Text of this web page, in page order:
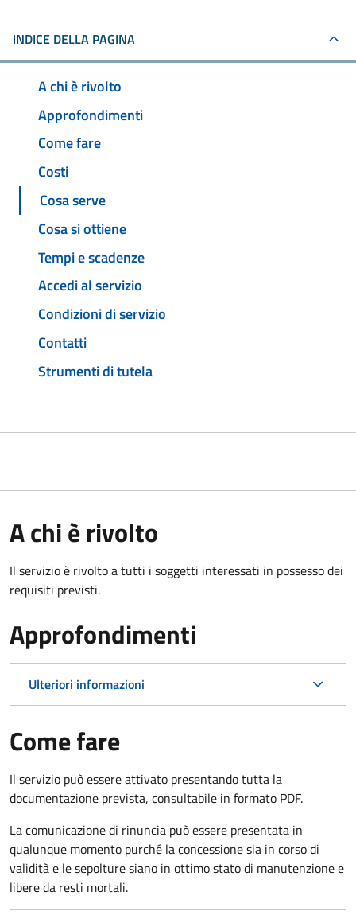
INDICE DELLA PAGINA
A chi è rivolto
Approfondimenti
Come fare
Costi
Cosa serve
Cosa si ottiene
Tempi e scadenze
Accedi al servizio
Condizioni di servizio
Contatti
Strumenti di tutela
A chi è rivolto
Il servizio è rivolto a tutti i soggetti interessati in possesso dei
requisiti previsti.
Approfondimenti
Ulteriori informazioni
Come fare
Il servizio può essere attivato presentando tutta la
documentazione prevista, consultabile in formato PDF.
La comunicazione di rinuncia può essere presentata in
qualunque momento purché la concessione sia in corso di
validità e le sepolture siano in ottimo stato di manutenzione e
libere da resti mortali.